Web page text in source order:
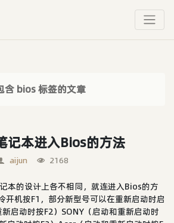
含 bios 标签的文章
记本进入Bios的方法
aijun 2168
本的设计上各不相同，就连进入Bios的方
开机按F1，部分新型号可以在重新启动时启
启动时按F2）SONY（启动和重新启动时